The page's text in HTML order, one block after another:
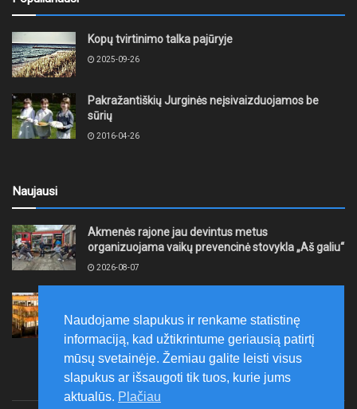
Kopų tvirtinimo talka pajūryje
2025-09-26
Pakražantiškių Jurginės neįsivaizduojamos be
sūrių
2016-04-26
Naujausi
Akmenės rajone jau devintus metus
organizuojama vaikų prevencinė stovykla „Aš galiu“
2026-08-07
smulkiojo ir vidutinio verslo subjektų kūrimąsi
2026-08-07
Naudojame slapukus ir renkame statistinę
informaciją, kad užtikrintume geriausią patirtį
mūsų svetainėje. Žemiau galite leisti visus
slapukus ar išsaugoti tik tuos, kurie jums
aktualūs. Plačiau